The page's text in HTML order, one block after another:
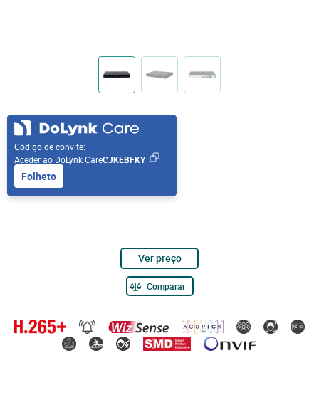
Código de convite:
Aceder ao DoLynk CareCJKEBFKY
Folheto
Ver preço
Comparar